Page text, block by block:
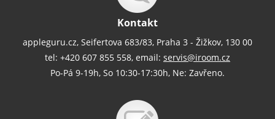
Kontakt
appleguru.cz, Seifertova 683/83, Praha 3 - Žižkov, 130 00
tel: +420 607 855 558, email: servis@iroom.cz
Po-Pá 9-19h, So 10:30-17:30h, Ne: Zavřeno.